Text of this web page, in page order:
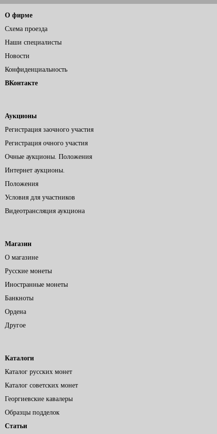
О фирме
Схема проезда
Наши специалисты
Новости
Конфиденциальность
ВКонтакте
Аукционы
Регистрация заочного участия
Регистрация очного участия
Очные аукционы. Положения
Интернет аукционы.
Положения
Условия для участников
Видеотрансляция аукциона
Магазин
О магазине
Русские монеты
Иностранные монеты
Банкноты
Ордена
Другое
Каталоги
Каталог русских монет
Каталог советских монет
Георгиевские кавалеры
Образцы подделок
Статьи